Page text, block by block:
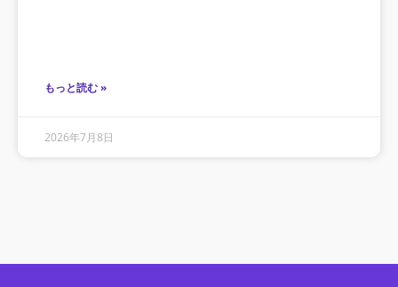
もっと読む »
2026年7月8日